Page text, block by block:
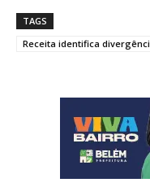
TAGS
Receita identifica